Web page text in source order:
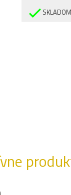
SKLADOM